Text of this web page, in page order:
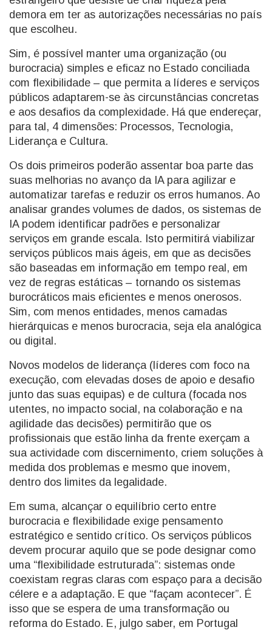
demora em ter as autorizações necessárias no país
que escolheu.
Sim, é possível manter uma organização (ou
burocracia) simples e eficaz no Estado conciliada
com flexibilidade – que permita a líderes e serviços
públicos adaptarem-se às circunstâncias concretas
e aos desafios da complexidade. Há que endereçar,
para tal, 4 dimensões: Processos, Tecnologia,
Liderança e Cultura.
Os dois primeiros poderão assentar boa parte das
suas melhorias no avanço da IA para agilizar e
automatizar tarefas e reduzir os erros humanos. Ao
analisar grandes volumes de dados, os sistemas de
IA podem identificar padrões e personalizar
serviços em grande escala. Isto permitirá viabilizar
serviços públicos mais ágeis, em que as decisões
são baseadas em informação em tempo real, em
vez de regras estáticas – tornando os sistemas
burocráticos mais eficientes e menos onerosos.
Sim, com menos entidades, menos camadas
hierárquicas e menos burocracia, seja ela analógica
ou digital.
Novos modelos de liderança (líderes com foco na
execução, com elevadas doses de apoio e desafio
junto das suas equipas) e de cultura (focada nos
utentes, no impacto social, na colaboração e na
agilidade das decisões) permitirão que os
profissionais que estão linha da frente exerçam a
sua actividade com discernimento, criem soluções à
medida dos problemas e mesmo que inovem,
dentro dos limites da legalidade.
Em suma, alcançar o equilíbrio certo entre
burocracia e flexibilidade exige pensamento
estratégico e sentido crítico. Os serviços públicos
devem procurar aquilo que se pode designar como
uma “flexibilidade estruturada”: sistemas onde
coexistam regras claras com espaço para a decisão
célere e a adaptação. E que “façam acontecer”. É
isso que se espera de uma transformação ou
reforma do Estado. E, julgo saber, em Portugal